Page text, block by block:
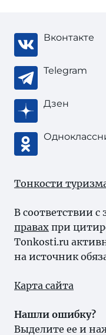
Вконтакте
Telegram
Дзен
Тонкости
В соответствии с
правах при
Tonkosti.ru
на источник
Карта сайта
Нашли ошибку?
Выделите ее и